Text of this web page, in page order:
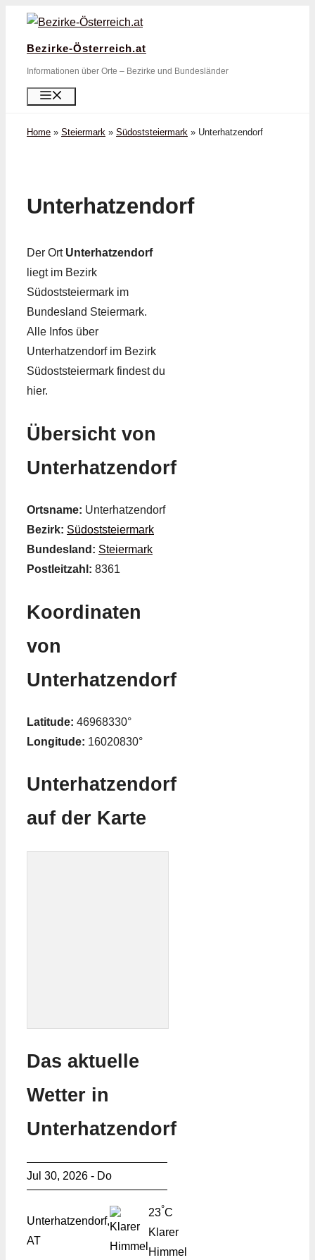
Zum
springen
Bezirke-Österreich.at
Informationen über Orte – Bezirke und Bundesländer
Home » Steiermark » Südoststeiermark » Unterhatzendorf
Unterhatzendorf
Der Ort Unterhatzendorf
liegt im Bezirk
Südoststeiermark im
Bundesland Steiermark.
Alle Infos über
Unterhatzendorf im Bezirk
Südoststeiermark findest du
hier.
Übersicht von
Unterhatzendorf
Ortsname: Unterhatzendorf
Bezirk: Südoststeiermark
Bundesland: Steiermark
Postleitzahl: 8361
Koordinaten
von
Unterhatzendorf
Latitude: 46968330°
Longitude: 16020830°
Unterhatzendorf
auf der Karte
Das aktuelle
Wetter in
Unterhatzendorf
Jul 30, 2026 - Do
Unterhatzendorf,
AT
23°C
Klarer
Himmel